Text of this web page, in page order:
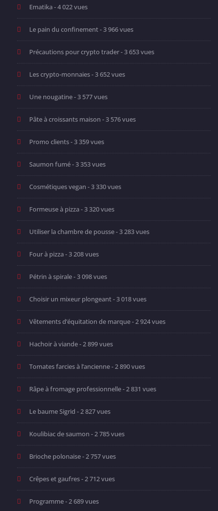
Ematika- 4 022 vues
Le pain du confinement- 3 966 vues
Précautions pour crypto trader- 3 653 vues
Les crypto-monnaies- 3 652 vues
Une nougatine- 3 577 vues
Pâte à croissants maison - 3 576 vues
Promo clients- 3 359 vues
Saumon fumé- 3 353 vues
Cosmétiques vegan - 3 330 vues
Formeuse à pizza- 3 320 vues
Utiliser la chambre de pousse- 3 283 vues
Four à pizza- 3 208 vues
Pétrin à spirale- 3 098 vues
Choisir un mixeur plongeant- 3 018 vues
Vêtements d’équitation de marque- 2 924 vues
Hachoir à viande- 2 899 vues
Tomates farcies à l’ancienne- 2 890 vues
Râpe à fromage professionnelle- 2 831 vues
Le baume Sigrid - 2 827 vues
Koulibiac de saumon - 2 785 vues
Brioche polonaise- 2 757 vues
Crêpes et gaufres- 2 712 vues
Programme- 2 689 vues